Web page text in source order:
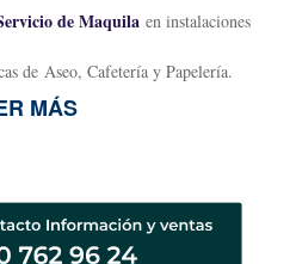
de Maquila en instalaciones
de Aseo, Cafetería y Papelería.
MÁS